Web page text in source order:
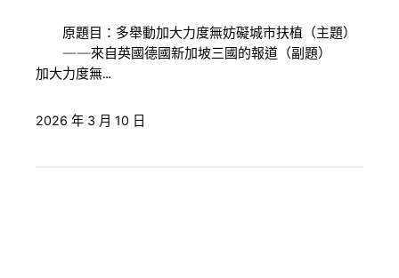
原題目：多舉動加大力度無妨礙城市扶植（主題）
——來自英國德國新加坡三國的報道（副題）
加大力度無…
2026 年 3 月 10 日